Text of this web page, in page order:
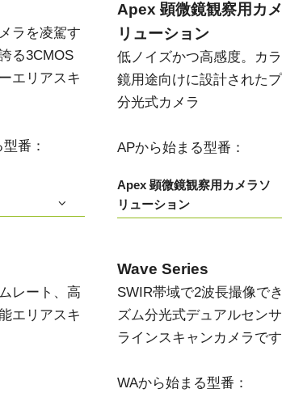
ラを凌駕す
る3CMOS
エリアスキ
番：
Apex 顕微鏡観察用カ
リューション
低ノイズかつ高感度。カ
鏡用途向けに設計された
分光式カメラ
APから始まる型番：
Apex 顕微鏡観察用カメラソ
リューション
レート、高
エリアスキ
Wave Series
SWIR帯域で2波長撮像で
ズム分光式デュアルセン
ラインスキャンカメラです
WAから始まる型番：